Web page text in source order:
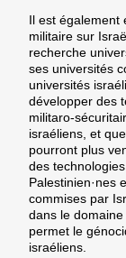
Il est également
militaire sur
recherche
ses universités
universités
développer des
militaro-
israéliens, et
pourront plus
des
Palestinien·nes
commises par
dans le
permet le
israéliens.